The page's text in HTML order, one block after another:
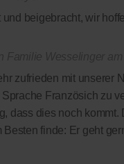
und beigebracht, wir
zufrieden mit
Französich zu
dass dies noch
finde: Er geht